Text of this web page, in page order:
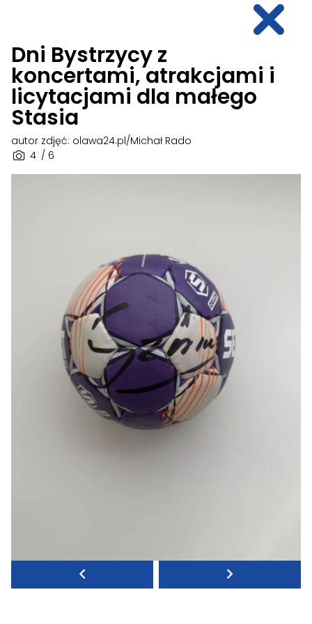
Dni Bystrzycy z
koncertami, atrakcjami i
licytacjami dla małego
Stasia
4 / 6
autor zdjęć: olawa24.pl/Michał Rado